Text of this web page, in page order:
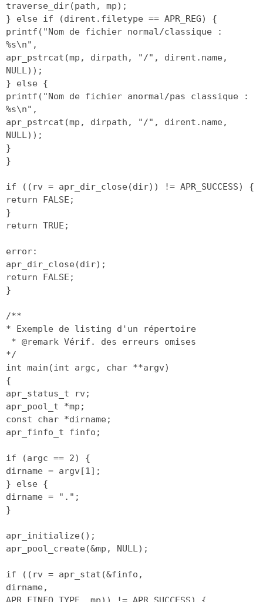
traverse_dir(path, mp);
} else if (dirent.filetype == APR_REG) {
printf("Nom de fichier normal/classique :
%s\n",
apr_pstrcat(mp, dirpath, "/", dirent.name,
NULL));
} else {
printf("Nom de fichier anormal/pas classique :
%s\n",
apr_pstrcat(mp, dirpath, "/", dirent.name,
NULL));
}
}
if ((rv = apr_dir_close(dir)) != APR_SUCCESS) {
return FALSE;
}
return TRUE;
error:
apr_dir_close(dir);
return FALSE;
}
/**
* Exemple de listing d'un répertoire
* @remark Vérif. des erreurs omises
*/
int main(int argc, char **argv)
{
apr_status_t rv;
apr_pool_t *mp;
const char *dirname;
apr_finfo_t finfo;
if (argc == 2) {
dirname = argv[1];
} else {
dirname = ".";
}
apr_initialize();
apr_pool_create(&mp, NULL);
if ((rv = apr_stat(&finfo,
dirname,